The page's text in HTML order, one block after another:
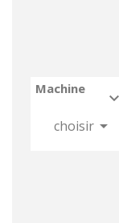
Machine

choisir 